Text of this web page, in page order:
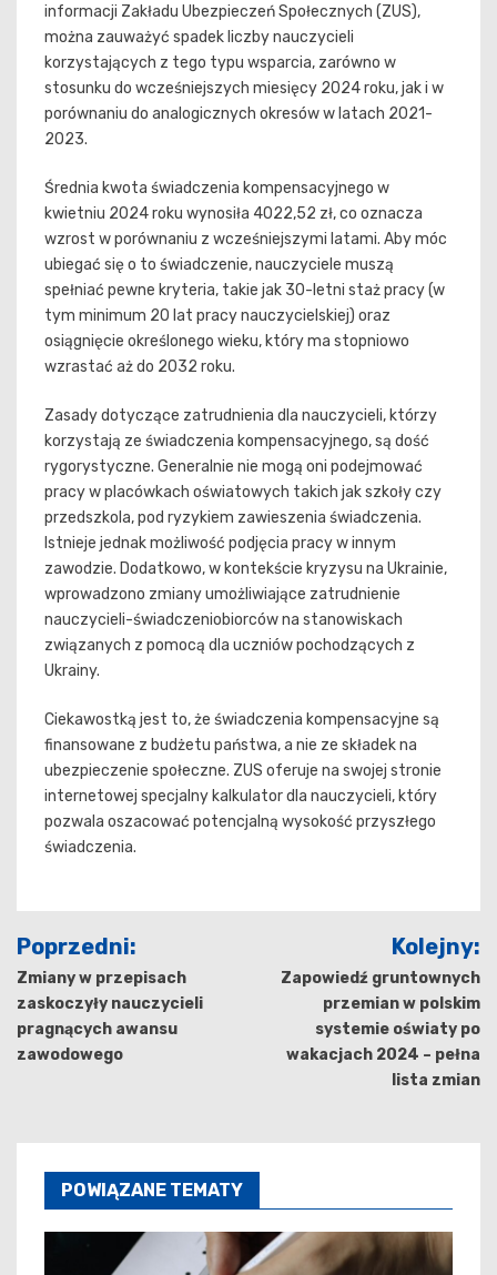
informacji Zakładu Ubezpieczeń Społecznych (ZUS),
można zauważyć spadek liczby nauczycieli
korzystających z tego typu wsparcia, zarówno w
stosunku do wcześniejszych miesięcy 2024 roku, jak i w
porównaniu do analogicznych okresów w latach 2021-
2023.
Średnia kwota świadczenia kompensacyjnego w
kwietniu 2024 roku wynosiła 4022,52 zł, co oznacza
wzrost w porównaniu z wcześniejszymi latami. Aby móc
ubiegać się o to świadczenie, nauczyciele muszą
spełniać pewne kryteria, takie jak 30-letni staż pracy (w
tym minimum 20 lat pracy nauczycielskiej) oraz
osiągnięcie określonego wieku, który ma stopniowo
wzrastać aż do 2032 roku.
Zasady dotyczące zatrudnienia dla nauczycieli, którzy
korzystają ze świadczenia kompensacyjnego, są dość
rygorystyczne. Generalnie nie mogą oni podejmować
pracy w placówkach oświatowych takich jak szkoły czy
przedszkola, pod ryzykiem zawieszenia świadczenia.
Istnieje jednak możliwość podjęcia pracy w innym
zawodzie. Dodatkowo, w kontekście kryzysu na Ukrainie,
wprowadzono zmiany umożliwiające zatrudnienie
nauczycieli-świadczeniobiorców na stanowiskach
związanych z pomocą dla uczniów pochodzących z
Ukrainy.
Ciekawostką jest to, że świadczenia kompensacyjne są
finansowane z budżetu państwa, a nie ze składek na
ubezpieczenie społeczne. ZUS oferuje na swojej stronie
internetowej specjalny kalkulator dla nauczycieli, który
pozwala oszacować potencjalną wysokość przyszłego
świadczenia.
Nawigacja
wpisu
Poprzedni:
Zmiany w przepisach
zaskoczyły nauczycieli
pragnących awansu
zawodowego
Kolejny:
Zapowiedź gruntownych
przemian w polskim
systemie oświaty po
wakacjach 2024 – pełna
lista zmian
POWIĄZANE TEMATY